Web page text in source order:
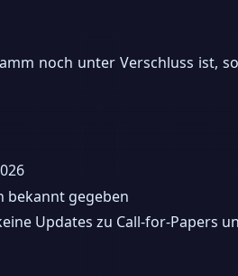
noch unter Verschluss ist,
bekannt gegeben
Updates zu Call-for-Papers